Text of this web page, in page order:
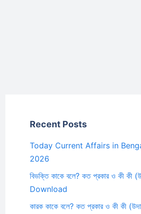
Recent Posts
Today Current Affairs in
2026
বিভক্তি কাকে বলে? কত প্রকার ও কী কী
Download
কারক কাকে বলে? কত প্রকার ও কী কী